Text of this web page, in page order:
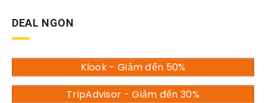
DEAL NGON
Klook - Giảm đến 50%
TripAdvisor - Giảm đến 30%